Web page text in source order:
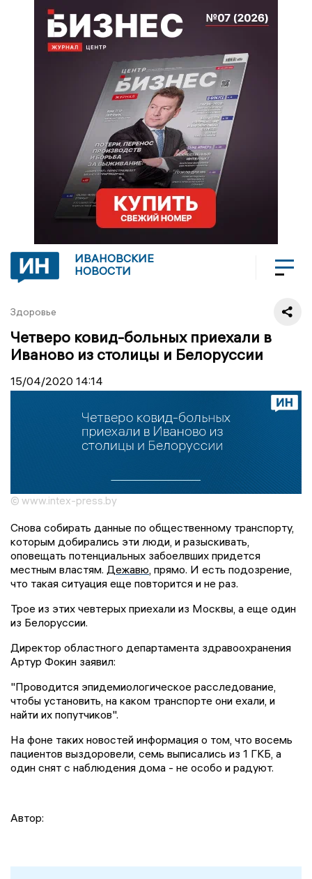
ИВАНОВСКИЕ
НОВОСТИ
Здоровье
Четверо ковид-больных приехали в
Иваново из столицы и Белоруссии
15/04/2020 14:14
© www.intex-press.by
Снова собирать данные по общественному транспорту,
которым добирались эти люди, и разыскивать,
оповещать потенциальных забоелвших придется
местным властям. Дежавю, прямо. И есть подозрение,
что такая ситуация еще повторится и не раз.
Трое из этих чевтерых приехали из Москвы, а еще один
из Белоруссии.
Директор областного департамента здравоохранения
Артур Фокин заявил:
"Проводится эпидемиологическое расследование,
чтобы установить, на каком транспорте они ехали, и
найти их попутчиков".
На фоне таких новостей информация о том, что восемь
пациентов выздоровели, семь выписались из 1 ГКБ, а
один снят с наблюдения дома - не особо и радуют.
Автор: